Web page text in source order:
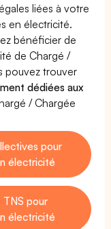
liées à votre
en électricité.
bénéficier de
de Chargé /
pouvez trouver
dédiées aux
/ Chargée
pour
électricité
TNS pour
électricité